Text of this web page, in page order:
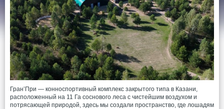
Гран’При — конноспортивный комплекс закрытого типа в Казани,
расположенный на 11 Га соснового леса с чистейшим воздухом и
потрясающей природой, здесь мы создали пространство, где лошадям